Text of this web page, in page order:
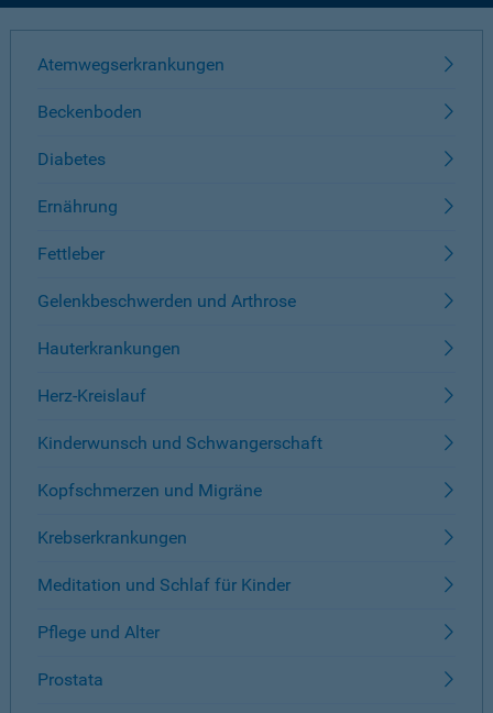
Atemwegserkrankungen
Beckenboden
Diabetes
Ernährung
Fettleber
Gelenkbeschwerden und Arthrose
Hauterkrankungen
Herz-Kreislauf
Kinderwunsch und Schwangerschaft
Kopfschmerzen und Migräne
Krebserkrankungen
Meditation und Schlaf für Kinder
Pflege und Alter
Prostata